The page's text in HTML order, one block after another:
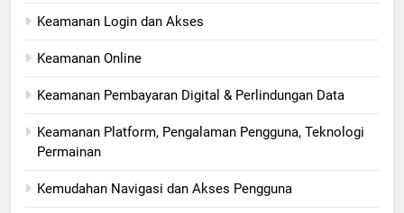
Keamanan Login dan Akses
Keamanan Online
Keamanan Pembayaran Digital & Perlindungan Data
Keamanan Platform, Pengalaman Pengguna, Teknologi
Permainan
Kemudahan Navigasi dan Akses Pengguna